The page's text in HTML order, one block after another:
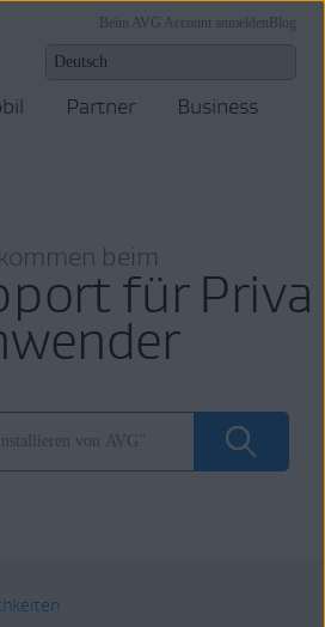
Blog
Beim AVG Account anmelden
Partner
Business
beim
für Priva